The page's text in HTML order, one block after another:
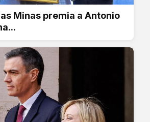
Minas premia a Antonio